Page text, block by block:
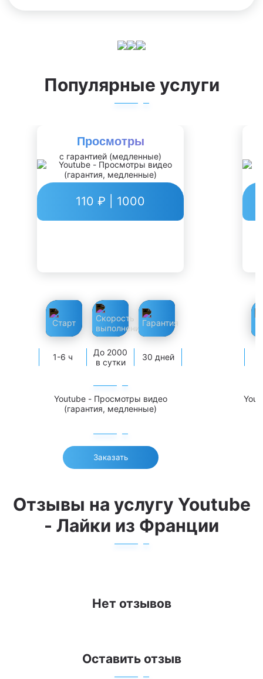
Популярные услуги
Просмотры
с гарантией (медленные)
110 ₽ | 1000
1-6 ч
До 2000
в сутки
30 дней
Youtube - Просмотры видео
(гарантия, медленные)
Заказать
Отзывы на услугу Youtube
- Лайки из Франции
Нет отзывов
Оставить отзыв